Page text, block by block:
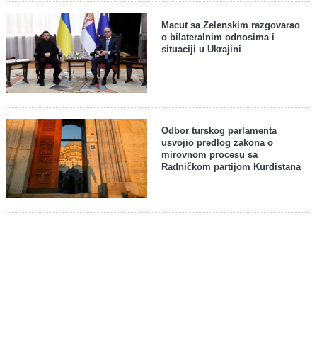
Macut sa Zelenskim razgovarao
o bilateralnim odnosima i
situaciji u Ukrajini
Odbor turskog parlamenta
usvojio predlog zakona o
mirovnom procesu sa
Radničkom partijom Kurdistana